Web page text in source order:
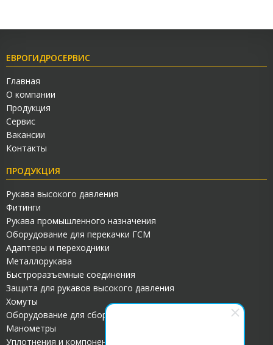
ЕВРОГИДРОСЕРВИС
Главная
О компании
Продукция
Сервис
Вакансии
Контакты
ПРОДУКЦИЯ
Рукава высокого давления
Фитинги
Рукава промышленного назначения
Оборудование для перекачки ГСМ
Адаптеры и переходники
Металлорукава
Быстроразъемные соединения
Защита для рукавов высокого давления
Хомуты
Оборудование для сборки РВД
Манометры
Уплотнения и компоненты для гидросистем